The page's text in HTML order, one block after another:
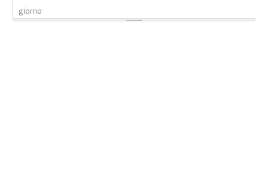
giorno